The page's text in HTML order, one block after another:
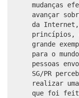
mudanças
avançar
da Internet,
princípios,
grande
para o
pessoas
SG/PR
realizar
que foi